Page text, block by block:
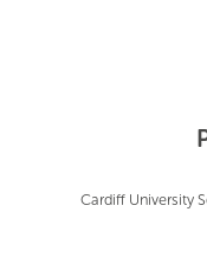
Cardiff University